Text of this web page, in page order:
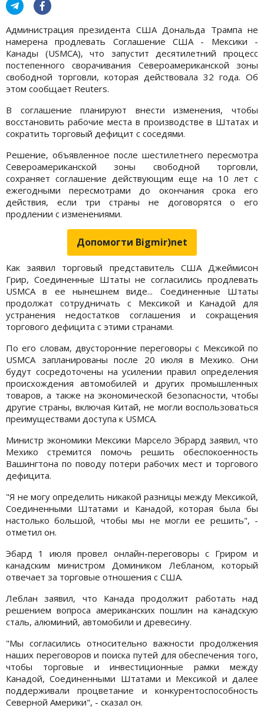
Администрация президента США Дональда Трампа не
намерена продлевать Соглашение США - Мексики -
Канады (USMCA), что запустит десятилетний процесс
постепенного сворачивания Североамериканской зоны
свободной торговли, которая действовала 32 года. Об
этом сообщает Reuters.
В соглашение планируют внести изменения, чтобы
восстановить рабочие места в производстве в Штатах и
сократить торговый дефицит с соседями.
Решение, объявленное после шестилетнего пересмотра
Североамериканской зоны свободной торговли,
сохраняет соглашение действующим еще на 10 лет с
ежегодными пересмотрами до окончания срока его
действия, если три страны не договорятся о его
продлении с изменениями.
Допомогти Bigmir)net
Как заявил торговый представитель США Джеймисон
Грир, Соединенные Штаты не согласились продлевать
USMCA в ее нынешнем виде... Соединенные Штаты
продолжат сотрудничать с Мексикой и Канадой для
устранения недостатков соглашения и сокращения
торгового дефицита с этими странами.
По его словам, двусторонние переговоры с Мексикой по
USMCA запланированы после 20 июля в Мехико. Они
будут сосредоточены на усилении правил определения
происхождения автомобилей и других промышленных
товаров, а также на экономической безопасности, чтобы
другие страны, включая Китай, не могли воспользоваться
преимуществами доступа к USMCA.
Министр экономики Мексики Марсело Эбрард заявил, что
Мехико стремится помочь решить обеспокоенность
Вашингтона по поводу потери рабочих мест и торгового
дефицита.
"Я не могу определить никакой разницы между Мексикой,
Соединенными Штатами и Канадой, которая была бы
настолько большой, чтобы мы не могли ее решить", -
отметил он.
Эбард 1 июля провел онлайн-переговоры с Гриром и
канадским министром Домиником Лебланом, который
отвечает за торговые отношения с США.
Леблан заявил, что Канада продолжит работать над
решением вопроса американских пошлин на канадскую
сталь, алюминий, автомобили и древесину.
"Мы согласились относительно важности продолжения
наших переговоров и поиска путей для обеспечения того,
чтобы торговые и инвестиционные рамки между
Канадой, Соединенными Штатами и Мексикой и далее
поддерживали процветание и конкурентоспособность
Северной Америки", - сказал он.